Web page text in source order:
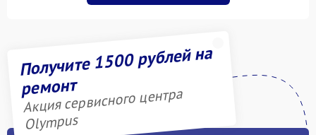
Получите 1500 рублей на
ремонт
Акция сервисного центра
Olympus